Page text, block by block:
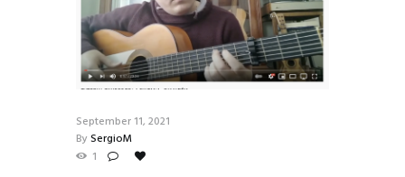
September 11, 2021
By SergioM
1